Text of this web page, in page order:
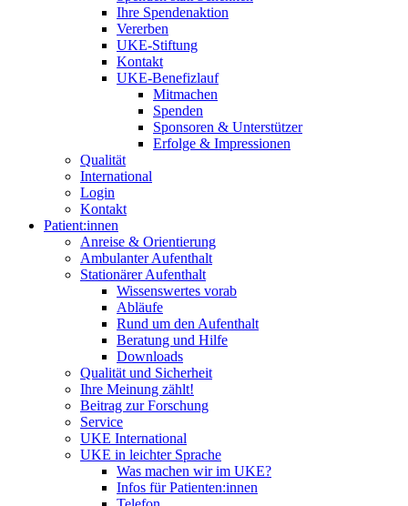
Ihre Spendenaktion
Vererben
UKE-Stiftung
Kontakt
UKE-Benefizlauf
Mitmachen
Spenden
Sponsoren & Unterstützer
Erfolge & Impressionen
Qualität
International
Login
Kontakt
Patient:innen
Anreise & Orientierung
Ambulanter Aufenthalt
Stationärer Aufenthalt
Wissenswertes vorab
Abläufe
Rund um den Aufenthalt
Beratung und Hilfe
Downloads
Qualität und Sicherheit
Ihre Meinung zählt!
Beitrag zur Forschung
Service
UKE International
UKE in leichter Sprache
Was machen wir im UKE?
Infos für Patienten:innen